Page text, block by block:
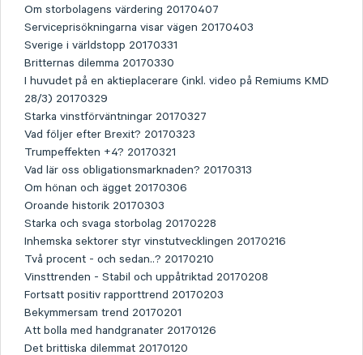
Om storbolagens värdering 20170407
Serviceprisökningarna visar vägen 20170403
Sverige i världstopp 20170331
Britternas dilemma 20170330
I huvudet på en aktieplacerare (inkl. video på Remiums KMD
28/3) 20170329
Starka vinstförväntningar 20170327
Vad följer efter Brexit? 20170323
Trumpeffekten +4? 20170321
Vad lär oss obligationsmarknaden? 20170313
Om hönan och ägget 20170306
Oroande historik 20170303
Starka och svaga storbolag 20170228
Inhemska sektorer styr vinstutvecklingen 20170216
Två procent - och sedan..? 20170210
Vinsttrenden - Stabil och uppåtriktad 20170208
Fortsatt positiv rapporttrend 20170203
Bekymmersam trend 20170201
Att bolla med handgranater 20170126
Det brittiska dilemmat 20170120